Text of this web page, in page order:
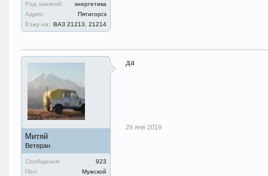
Род занятий:
энергетика
Адрес:
Пятигорск
Езжу на: ВАЗ 21213, 21214
Митяй
Ветеран
Сообщения:
923
Пол:
Мужской
да
29 янв 2019